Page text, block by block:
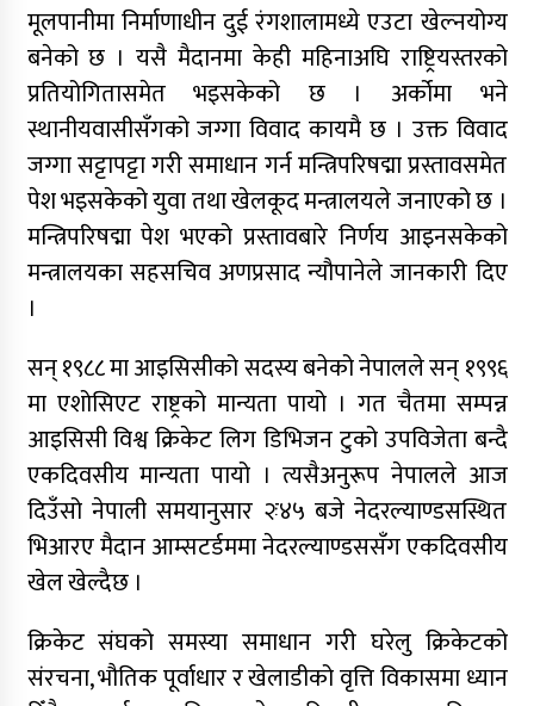
मूलपानीमा निर्माणाधीन दुई रंगशालामध्ये एउटा खेल्नयोग्य
बनेको छ । यसै मैदानमा केही महिनाअघि राष्ट्रियस्तरको
प्रतियोगितासमेत भइसकेको छ । अर्कोमा भने
स्थानीयवासीसँगको जग्गा विवाद कायमै छ । उक्त विवाद
जग्गा सट्टापट्टा गरी समाधान गर्न मन्त्रिपरिषद्मा प्रस्तावसमेत
पेश भइसकेको युवा तथा खेलकूद मन्त्रालयले जनाएको छ ।
मन्त्रिपरिषद्मा पेश भएको प्रस्तावबारे निर्णय आइनसकेको
मन्त्रालयका सहसचिव अणप्रसाद न्यौपानेले जानकारी दिए
।
सन् १९८८ मा आइसिसीको सदस्य बनेको नेपालले सन् १९९६
मा एशोसिएट राष्ट्रको मान्यता पायो । गत चैतमा सम्पन्न
आइसिसी विश्व क्रिकेट लिग डिभिजन टुको उपविजेता बन्दै
एकदिवसीय मान्यता पायो । त्यसैअनुरूप नेपालले आज
दिउँसो नेपाली समयानुसार २ः४५ बजे नेदरल्याण्डसस्थित
भिआरए मैदान आम्सटर्डममा नेदरल्याण्डससँग एकदिवसीय
खेल खेल्दैछ ।
क्रिकेट संघको समस्या समाधान गरी घरेलु क्रिकेटको
संरचना, भौतिक पूर्वाधार र खेलाडीको वृत्ति विकासमा ध्यान